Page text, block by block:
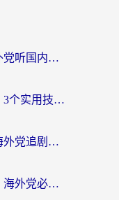
酷我音乐国外版权限制？海外党听国内歌、玩游戏、看剧的一站式解决方案
有缘网在老挝用不了怎么办？3个实用技巧解决海外访问国内服务难题
台湾怎么打不开我的长沙？海外党追剧看片、用环球时报不卡的实用指南
洋码头在缅甸用不了怎么办？海外党必备回国加速指南，解决追剧购物生活服务难题